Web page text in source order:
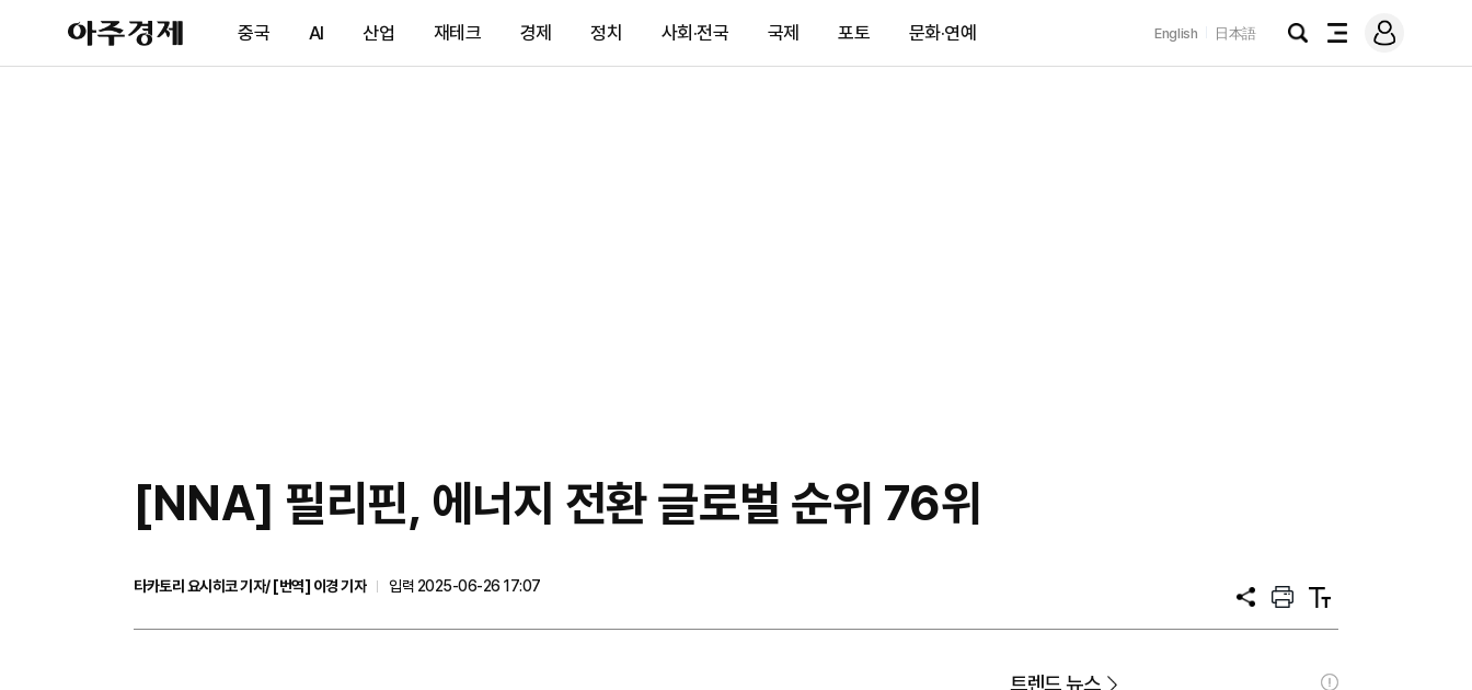
아
주
제
중국 AI 산업 재테크 경제 정치 사회·전국 국제 포토 문화·연예 English 日本語
검
전
메
그
[NNA] 필리핀, 에너지 전환 글로벌 순위 76위
타카토리 요시히코 기자/ [번역] 이경 기자
입력 2025-06-26 17:07
공
프
트
텍
트
트렌드 뉴스